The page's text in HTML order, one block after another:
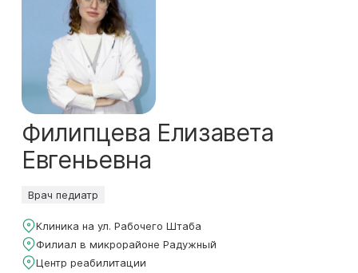
Филипцева Елизавета
Евгеньевна
Врач педиатр
Клиника на ул. Рабочего Штаба
Филиал в микрорайоне Радужный
Центр реабилитации